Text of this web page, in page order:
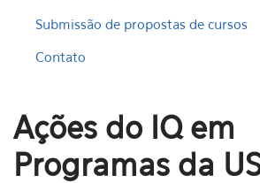
Submissão de propostas de cursos
Contato
Ações do IQ em
Programas da